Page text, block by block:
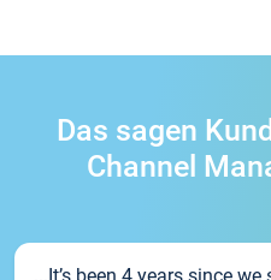
Das sagen
Channel